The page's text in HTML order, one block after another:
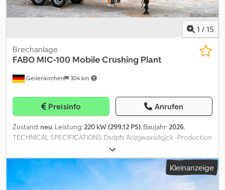
1 / 15
Geilenkirchen 304 km
Brechanlage
FABO MIC-100 Mobile Crushing Plant
Preisinfo Anrufen
Zustand: neu, Leistung:220 kW (299,12 PS), Baujahr:2026,
TECHNICAL SPECIFICATIONS: Dsdpfx Aozgwaxsdqjck -Production
Capacity: 150-200 Tons Per Hour -Crusher Type & Size: Turbo
Impact Crusher – 1200x1000mm -Maximum Feeding Size: 600mm -
Total Motor Power: 220 kW MIC-100 is a combination of: • Bunker •
Vibrating Grizzly Feeder(Bypass) • Turbo Impact Crusher • Folding
Kleinanzeige